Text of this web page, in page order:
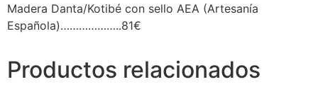
Madera Danta/Kotibé con sello AEA (Artesanía
Española)………………..81€
Productos relacionados